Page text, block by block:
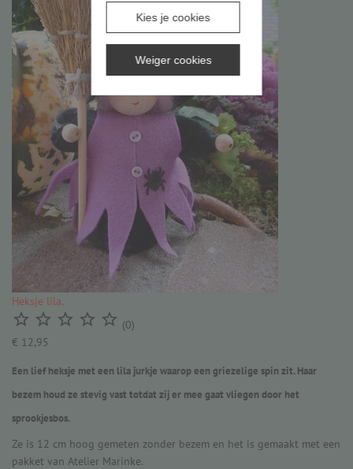
Heksje lila.
     (0)
€ 12,95
Een lief heksje met een lila jurkje waarop een griezelige spin zit. Haar
bezem houd ze stevig vast totdat zij er mee gaat vliegen door het
sprookjesbos.
Ze is 12 cm hoog gemeten zonder bezem en het is gemaakt met een
pakket van Atelier Marinke.
Kies je cookies
Weiger cookies